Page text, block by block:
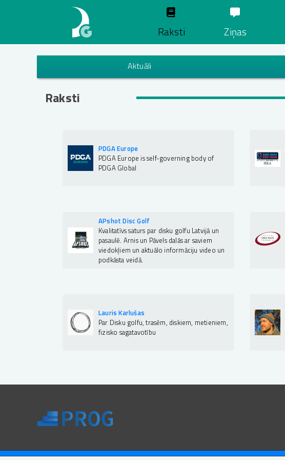
saturu
Raksti Ziņas
Aktuāli
Raksti
PDGA Europe
PDGA Europe is self-governing body of
PDGA Global
APshot Disc Golf
Kvalitatīvs saturs par disku golfu Latvijā un
pasaulē. Arnis un Pāvels dalās ar saviem
viedokļiem un aktuālo informāciju video un
podkāsta veidā.
Lauris Karlušas
Par Disku golfu, trasēm, diskiem, metieniem,
fizisko sagatavotību